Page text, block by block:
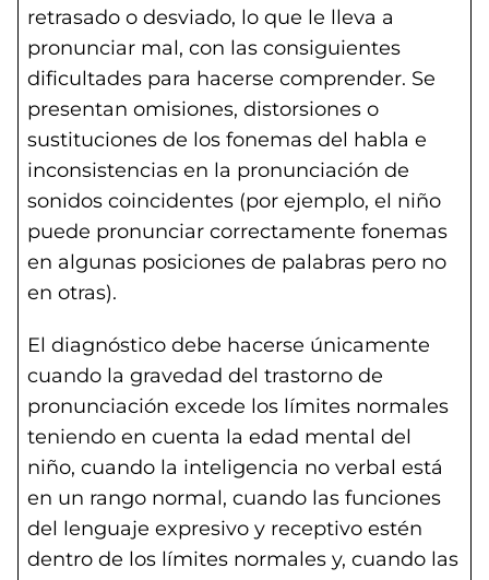
retrasado o desviado, lo que le lleva a
pronunciar mal, con las consiguientes
dificultades para hacerse comprender. Se
presentan omisiones, distorsiones o
sustituciones de los fonemas del habla e
inconsistencias en la pronunciación de
sonidos coincidentes (por ejemplo, el niño
puede pronunciar correctamente fonemas
en algunas posiciones de palabras pero no
en otras).
El diagnóstico debe hacerse únicamente
cuando la gravedad del trastorno de
pronunciación excede los límites normales
teniendo en cuenta la edad mental del
niño, cuando la inteligencia no verbal está
en un rango normal, cuando las funciones
del lenguaje expresivo y receptivo estén
dentro de los límites normales y, cuando las